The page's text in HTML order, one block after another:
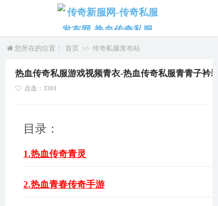
您所在的位置： 首页 >> 传奇私服发布站
热血传奇私服游戏视频青衣-热血传奇私服青青子衿
点击：3301
目录：
1.热血传奇青灵
2.热血青春传奇手游